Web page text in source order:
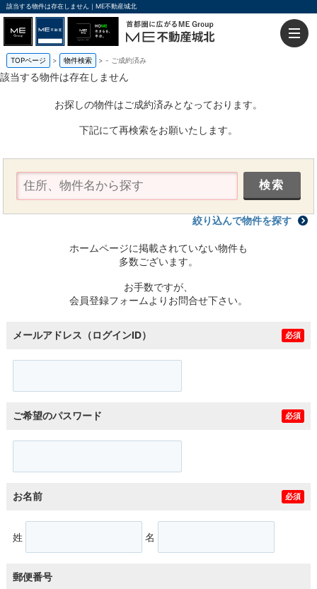
該当する物件は存在しません｜ME不動産城北
TOPページ 物件検索 - ご成約済み
該当する物件は存在しません
お探しの物件はご成約済みとなっております。
下記にて再検索をお願いたします。
絞り込んで物件を探す
ホームページに掲載されていない物件も
多数ございます。
お手数ですが、
会員登録フォームよりお問合せ下さい。
メールアドレス（ログインID） 必須
ご希望のパスワード 必須
お名前 必須
姓 名
郵便番号